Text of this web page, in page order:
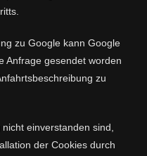
zu Google kann Google
Anfrage gesendet worden
zu
einverstanden sind,
der Cookies durch